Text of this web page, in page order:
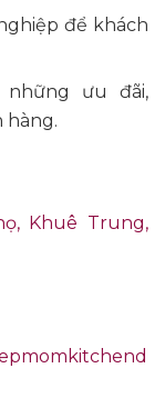
để khách
ưu đãi,
hàng.
Khuê Trung,